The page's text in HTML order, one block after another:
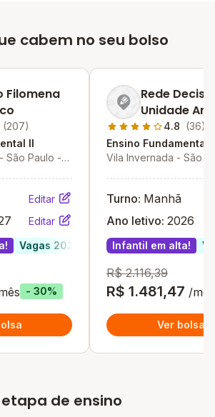
cabem no seu bolso
Filomena
(207)
II
São Paulo -
Editar
Editar
Vagas 2027
- 30%
Rede
Unidade
Franco
4.8 (36)
Ensino Fundamental
Vila Invernada - São
Turno: Manhã
Ano letivo: 2026
Infantil em alta!
R$ 2.116,39
R$ 1.481,47 /mês
Ver bolsa
de ensino